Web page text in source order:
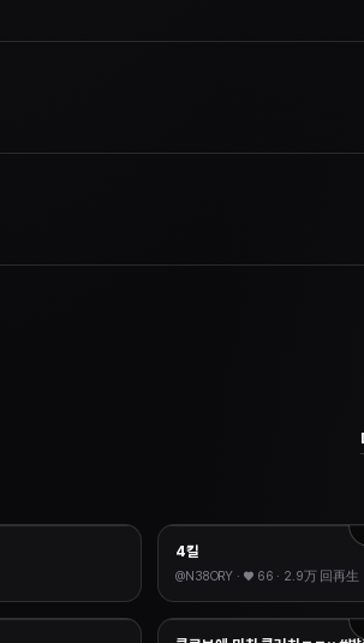
4킬
@N38ORY· ♥ 66 · 2.9万 回再生